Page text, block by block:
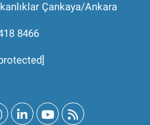
Çankaya/Ankara
8466